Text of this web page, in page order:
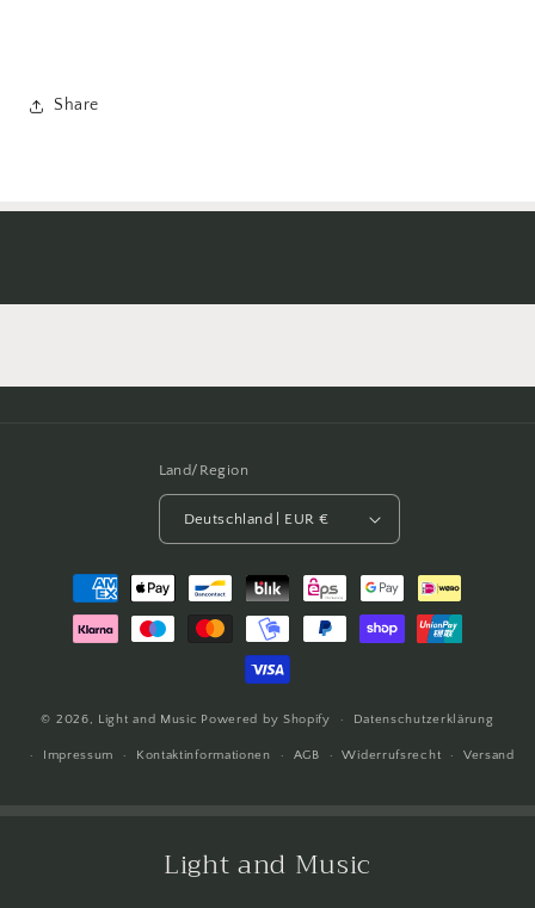
Share
Land/Region
Deutschland | EUR €
Zahlungsmethoden
© 2026, Light and Music Powered by Shopify Datenschutzerklärung
Impressum Kontaktinformationen AGB Widerrufsrecht Versand
Light and Music